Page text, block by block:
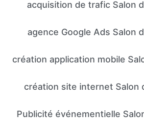
acquisition de trafic Salon
agence Google Ads Salon
création application mobile
création site internet Salon
Publicité événementielle